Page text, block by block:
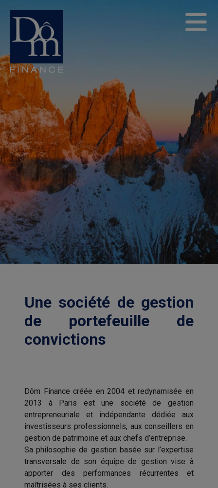
Nous connaître
Une société de gestion
de portefeuille de
convictions
Dôm Finance créée en 2004 et redynamisée en
2013 à Paris est une société de gestion
entrepreneuriale et indépendante dédiée aux
investisseurs professionnels, aux conseillers en
gestion de patrimoine et aux chefs d’entreprise.
Sa philosophie de gestion basée sur l’expertise
transversale de son équipe de gestion vise à
apporter des performances récurrentes et
maîtrisées à ses clients.